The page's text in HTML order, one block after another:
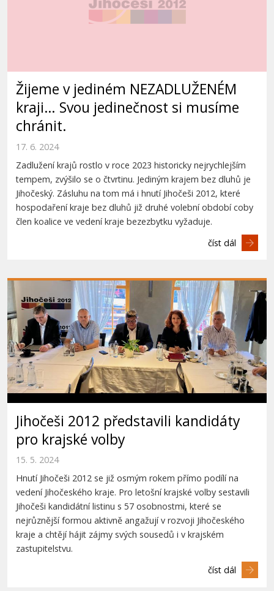
Žijeme v jediném NEZADLUŽENÉM
kraji… Svou jedinečnost si musíme
chránit.
17. 6. 2024
Zadlužení krajů rostlo v roce 2023 historicky nejrychlejším
tempem, zvýšilo se o čtvrtinu. Jediným krajem bez dluhů je
Jihočeský. Zásluhu na tom má i hnutí Jihočeši 2012, které
hospodaření kraje bez dluhů již druhé volební období coby
člen koalice ve vedení kraje bezezbytku vyžaduje.
číst dál
Jihočeši 2012 představili kandidáty
pro krajské volby
15. 5. 2024
Hnutí Jihočeši 2012 se již osmým rokem přímo podílí na
vedení Jihočeského kraje. Pro letošní krajské volby sestavili
Jihočeši kandidátní listinu s 57 osobnostmi, které se
nejrůznější formou aktivně angažují v rozvoji Jihočeského
kraje a chtějí hájit zájmy svých sousedů i v krajském
zastupitelstvu.
číst dál